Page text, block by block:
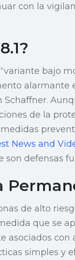
con la
bajo
alarmante
de la
News and
son defensas
de alto
que se
con
simples y